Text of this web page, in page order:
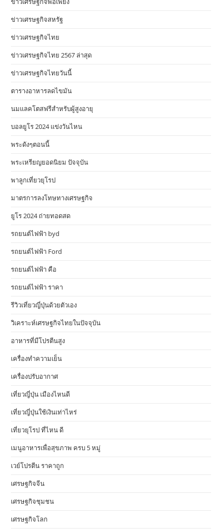
ข่าวเศรษฐกิจสหรัฐ
ข่าวเศรษฐกิจไทย
ข่าวเศรษฐกิจไทย 2567 ล่าสุด
ข่าวเศรษฐกิจไทยวันนี้
ตารางอาหารลดไขมัน
นมแลคโตสฟรีสำหรับผู้สูงอายุ
บอลยูโร 2024 แข่งวันไหน
พระดังๆตอนนี้
พระเหรียญยอดนิยม ปัจจุบัน
พาลูกเที่ยวยุโรป
มาตรการลงโทษทางเศรษฐกิจ
ยูโร 2024 ถ่ายทอดสด
รถยนต์ไฟฟ้า byd
รถยนต์ไฟฟ้า Ford
รถยนต์ไฟฟ้า คือ
รถยนต์ไฟฟ้า ราคา
รีวิวเที่ยวญี่ปุ่นด้วยตัวเอง
วิเคราะห์เศรษฐกิจไทยในปัจจุบัน
อาหารที่มีโปรตีนสูง
เครื่องทำความเย็น
เครื่องปรับอากาศ
เที่ยวญี่ปุ่น เมืองไหนดี
เที่ยวญี่ปุ่นใช้เงินเท่าไหร่
เที่ยวยุโรป ที่ไหน ดี
เมนูอาหารเพื่อสุขภาพ ครบ 5 หมู่
เวย์โปรตีน ราคาถูก
เศรษฐกิจจีน
เศรษฐกิจชุมชน
เศรษฐกิจโลก